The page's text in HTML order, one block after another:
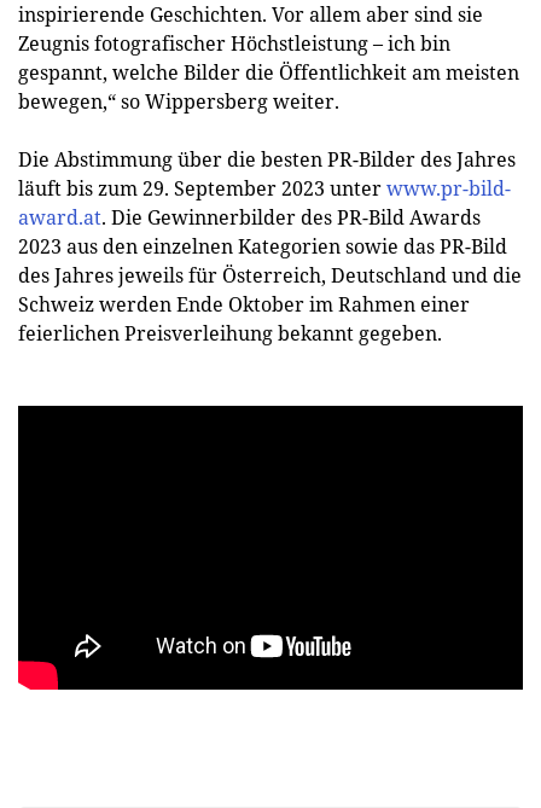
inspirierende Geschichten. Vor allem aber sind sie
Zeugnis fotografischer Höchstleistung – ich bin
gespannt, welche Bilder die Öffentlichkeit am meisten
bewegen,“ so Wippersberg weiter.
Die Abstimmung über die besten PR-Bilder des Jahres
läuft bis zum 29. September 2023 unterwww.pr-bild-
award.at. Die Gewinnerbilder des PR-Bild Awards
2023 aus den einzelnen Kategorien sowie das PR-Bild
des Jahres jeweils für Österreich, Deutschland und die
Schweiz werden Ende Oktober im Rahmen einer
feierlichen Preisverleihung bekannt gegeben.